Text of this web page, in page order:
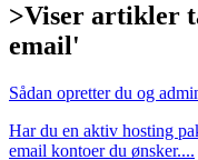
>Viser artikler
email'
Sådan opretter du og
Har du en aktiv hosting
email kontoer du ønsker....